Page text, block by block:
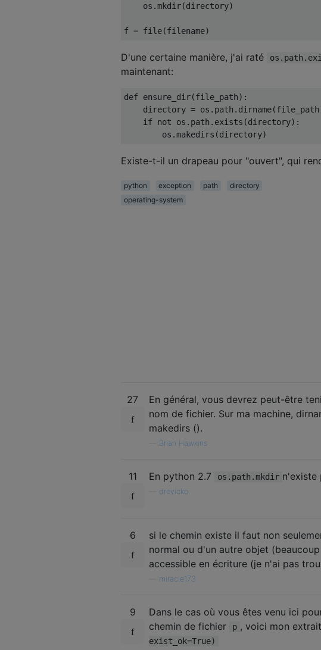
    os
.mkdir(directory)
f = file(filename)
D'une certaine manière, j'ai raté
maintenant:
def ensure_dir(file_path):
    directory
= os . path . dirname(file_path
if not os . path . exists (directory):
        os
.makedirs (directory)
Existe-t-il un drapeau pour "ouvert", qui
python exception path
directory
operating-system
27
En général, vous devrez peut-être
nom de fichier. Sur ma machine,
makedirs ().
Brian Hawkins
11 En python 2.7 os.path.mkdir n'existe
drevicko
6
si le chemin existe il faut non
normal ou d'un autre objet
accessible en écriture (je n'ai pas
miracle173
9
Dans le cas où vous êtes venu ici
chemin de fichier
p , voici mon
exist_ok=True)